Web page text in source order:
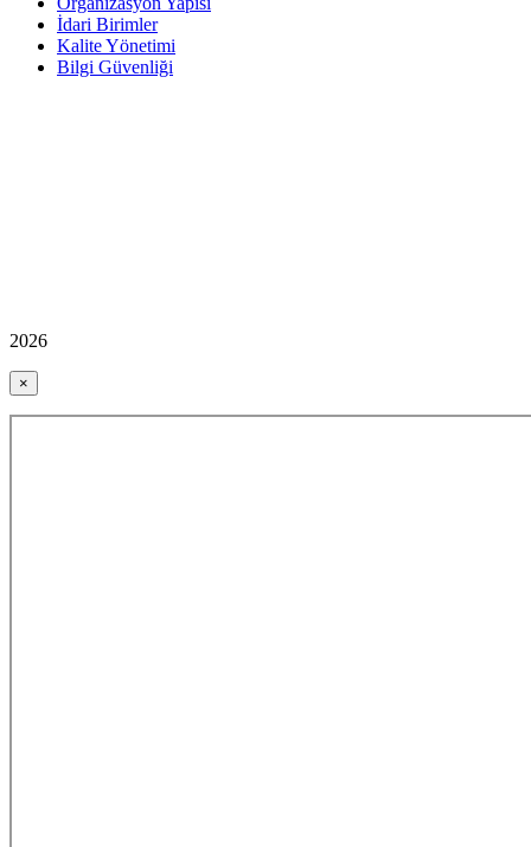
İdari Birimler
Kalite Yönetimi
Bilgi Güvenliği
2026
×